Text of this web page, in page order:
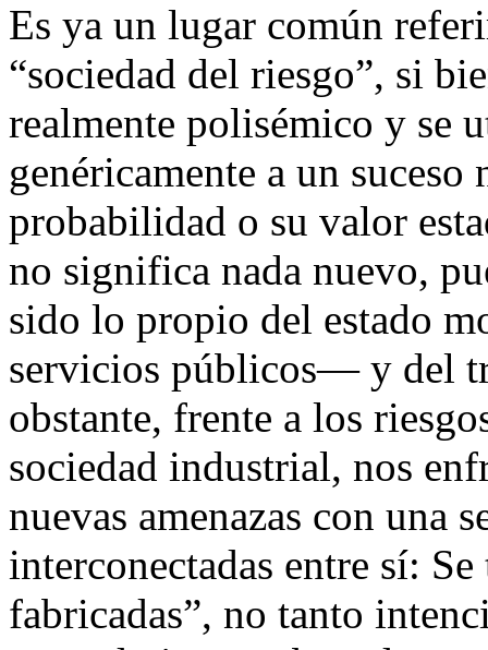
Es ya un lugar común
“sociedad del riesgo”, si
realmente polisémico y se
genéricamente a un suceso
probabilidad o su valor
no significa nada nuevo,
sido lo propio del estado
servicios públicos— y del
obstante, frente a los
sociedad industrial, nos
nuevas amenazas con una
interconectadas entre sí:
fabricadas”, no tanto